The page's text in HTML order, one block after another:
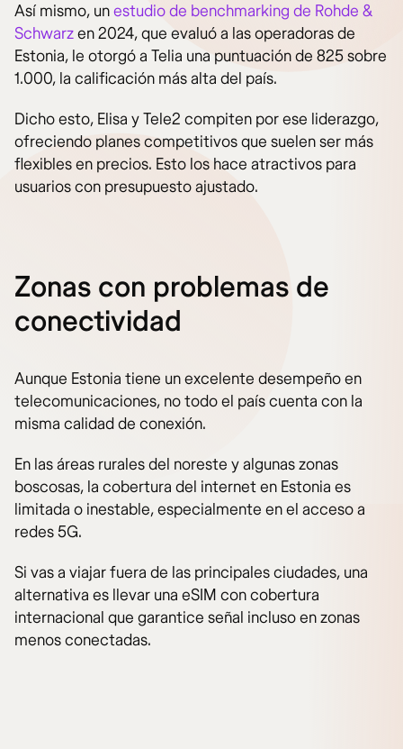
Así mismo, unestudio de benchmarking de Rohde &
Schwarzen 2024, que evaluó a las operadoras de
Estonia, le otorgó a Telia una puntuación de 825 sobre
1.000, la calificación más alta del país.
Dicho esto, Elisa y Tele2 compiten por ese liderazgo,
ofreciendo planes competitivos que suelen ser más
flexibles en precios. Esto los hace atractivos para
usuarios con presupuesto ajustado.
Zonas con problemas de
conectividad
Aunque Estonia tiene un excelente desempeño en
telecomunicaciones, no todo el país cuenta con la
misma calidad de conexión.
En las áreas rurales del noreste y algunas zonas
boscosas, la cobertura del internet en Estonia es
limitada o inestable, especialmente en el acceso a
redes 5G.
Si vas a viajar fuera de las principales ciudades, una
alternativa es llevar una eSIM con cobertura
internacional que garantice señal incluso en zonas
menos conectadas.